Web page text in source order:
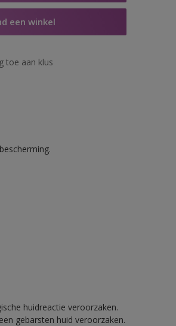
een winkel
toe aan klus
huidreactie veroorzaken.
gebarsten huid veroorzaken.